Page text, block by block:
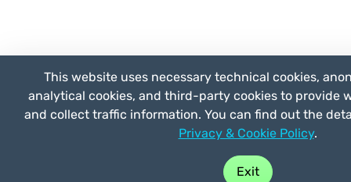
Buy play
This website uses necessary technical cookies,
analytical cookies, and third-party cookies to provide
and collect traffic information. You can find out the
Privacy & Cookie Policy.
Exit